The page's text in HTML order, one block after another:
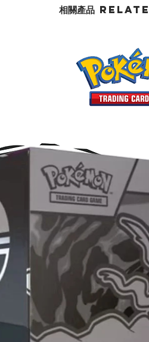
相關產品